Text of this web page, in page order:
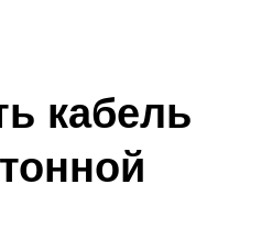
кабель